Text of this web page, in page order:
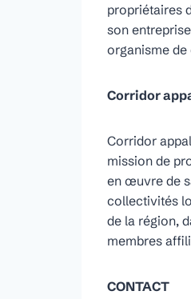
propriétaires
son
organisme
Corridor
Corridor
mission de
en œuvre de
collectivités
de la région,
membres
CONTACT